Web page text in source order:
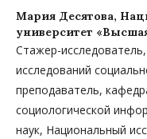
Мария Десятова,
университет
Стажер-
исследований
преподаватель,
социологической
наук, Национальный